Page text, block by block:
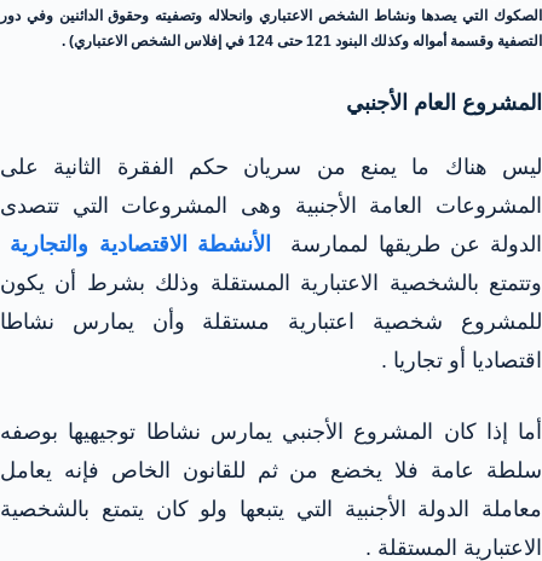
الصكوك التي يصدها ونشاط الشخص الاعتباري وانحلاله وتصفيته وحقوق الدائنين وفي دور
التصفية وقسمة أمواله وكذلك البنود 121 حتى 124 في إفلاس الشخص الاعتباري) .
المشروع العام الأجنبي
ليس هناك ما يمنع من سريان حكم الفقرة الثانية على
المشروعات العامة الأجنبية وهى المشروعات التي تتصدى
الدولة عن طريقها لممارسة
الأنشطة الاقتصادية والتجارية
وتتمتع بالشخصية الاعتبارية المستقلة وذلك بشرط أن يكون
للمشروع شخصية اعتبارية مستقلة وأن يمارس نشاطا
اقتصاديا أو تجاريا .
أما إذا كان المشروع الأجنبي يمارس نشاطا توجيهيها بوصفه
سلطة عامة فلا يخضع من ثم للقانون الخاص فإنه يعامل
معاملة الدولة الأجنبية التي يتبعها ولو كان يتمتع بالشخصية
الاعتبارية المستقلة .